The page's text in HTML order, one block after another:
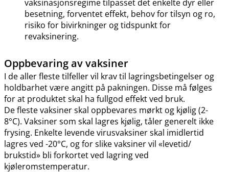
vaksinasjonsregime tilpasset det enkelte dyr eller
besetning, forventet effekt, behov for tilsyn og ro,
risiko for bivirkninger og tidspunkt for
revaksinering.
Oppbevaring av vaksiner
I de aller fleste tilfeller vil krav til lagringsbetingelser og
holdbarhet være angitt på pakningen. Disse må følges
for at produktet skal ha fullgod effekt ved bruk.
De fleste vaksiner skal oppbevares mørkt og kjølig (2-
8°C). Vaksiner som skal lagres kjølig, tåler generelt ikke
frysing. Enkelte levende virusvaksiner skal imidlertid
lagres ved -20°C, og for slike vaksiner vil «levetid​/​
brukstid» bli forkortet ved lagring ved
kjøleromstemperatur.